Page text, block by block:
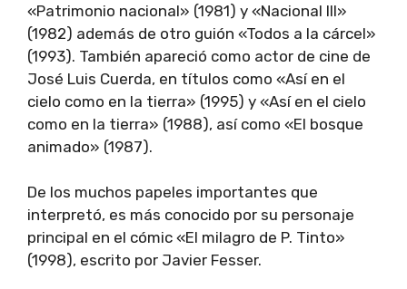
«Patrimonio nacional» (1981) y «Nacional III»
(1982) además de otro guión «Todos a la cárcel»
(1993). También apareció como actor de cine de
José Luis Cuerda, en títulos como «Así en el
cielo como en la tierra» (1995) y «Así en el cielo
como en la tierra» (1988), así como «El bosque
animado» (1987).
De los muchos papeles importantes que
interpretó, es más conocido por su personaje
principal en el cómic «El milagro de P. Tinto»
(1998), escrito por Javier Fesser.